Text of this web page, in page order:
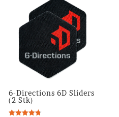
6-Directions 6D Sliders
(2 Stk)